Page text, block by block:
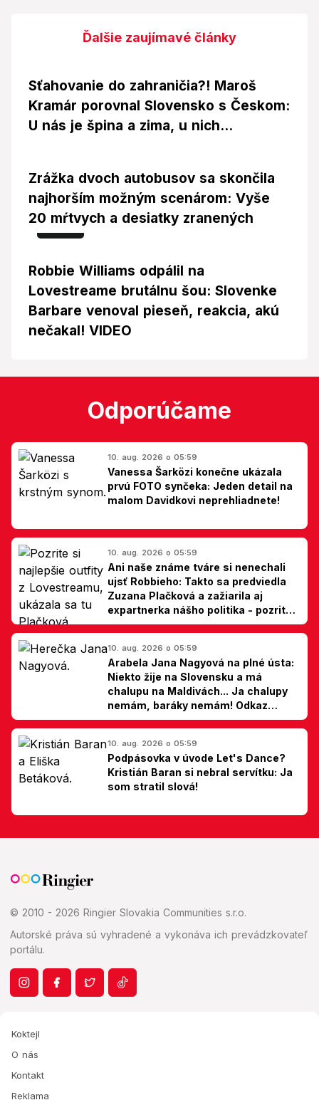
Ďalšie zaujímavé články
Sťahovanie do zahraničia?! Maroš
Kramár porovnal Slovensko s Českom:
U nás je špina a zima, u nich...
Zrážka dvoch autobusov sa skončila
najhorším možným scenárom: Vyše
20 mŕtvych a desiatky zranených
Foto
Robbie Williams odpálil na
Lovestreame brutálnu šou: Slovenke
Barbare venoval pieseň, reakcia, akú
nečakal! VIDEO
Odporúčame
10. aug. 2026 o 05:59
Vanessa Šarközi konečne ukázala
prvú FOTO synčeka: Jeden detail na
malom Davidkovi neprehliadnete!
10. aug. 2026 o 05:59
Ani naše známe tváre si nenechali
ujsť Robbieho: Takto sa predviedla
Zuzana Plačková a zažiarila aj
expartnerka nášho politika - pozrite
si TOP outfity z Lovestreamu
10. aug. 2026 o 05:59
Arabela Jana Nagyová na plné ústa:
Niekto žije na Slovensku a má
chalupu na Maldivách... Ja chalupy
nemám, baráky nemám! Odkaz
Slovákom
10. aug. 2026 o 05:59
Podpásovka v úvode Let's Dance?
Kristián Baran si nebral servítku: Ja
som stratil slová!
© 2010 - 2026 Ringier Slovakia Communities s.r.o.
Autorské práva sú vyhradené a vykonáva ich prevádzkovateľ
portálu.
Koktejl
O nás
Kontakt
Reklama